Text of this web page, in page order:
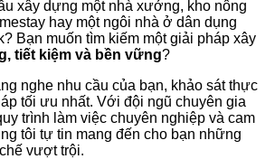
xây dựng một nhà xưởng, kho nông
hay một ngôi nhà ở dân dụng
Bạn muốn tìm kiếm một giải pháp xây
tiết kiệm và bền vững?
nghe nhu cầu của bạn, khảo sát thực
tối ưu nhất. Với đội ngũ chuyên gia
trình làm việc chuyên nghiệp và cam
tôi tự tin mang đến cho bạn những
vượt trội.